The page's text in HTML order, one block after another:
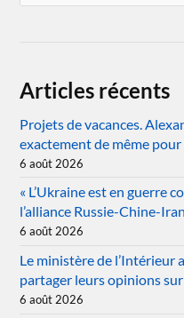
Articles récents
Projets de vacances.
exactement de même pour
6 août 2026
« L’Ukraine est en guerre
l’alliance Russie-Chine-
6 août 2026
Le ministère de l’Intérieur
partager leurs opinions
6 août 2026